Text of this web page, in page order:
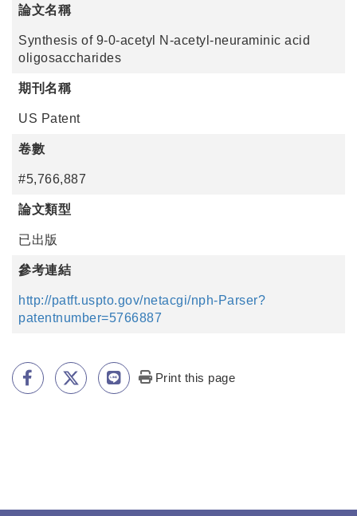
論文名稱
Synthesis of 9-0-acetyl N-acetyl-neuraminic acid
oligosaccharides
期刊名稱
US Patent
卷數
#5,766,887
論文類型
已出版
參考連結
http://patft.uspto.gov/netacgi/nph-Parser?
patentnumber=5766887
Print this page